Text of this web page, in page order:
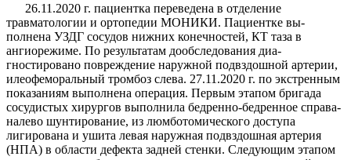
26.11.2020 г. пациентка переведена в отделение
травматологии и ортопедии МОНИКИ. Пациентке вы­
полнена УЗДГ сосудов нижних конечностей, КТ таза в
ангиорежиме. По результатам дообследования диа­
гностировано повреждение наружной подвздошной ар­терии,
илеофеморальный тромбоз слева. 27.11.2020 г. по экстренным
показаниям выполнена операция. Пер­вым этапом бригада
сосудистых хирургов выполнила бедренно-бедренное справа-
налево шунтирование, из люмботомического доступа
лигирована и ушита левая наружная подвздошная артерия
(НПА) в обла­сти дефекта задней стенки. Следующим этапом